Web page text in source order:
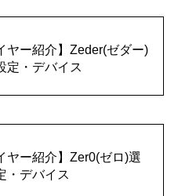
ヤー紹介】Zeder(ゼダー)
定・デバイス
ヤー紹介】Zer0(ゼロ)選
・デバイス